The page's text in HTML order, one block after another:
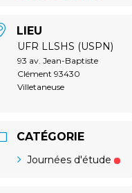
LIEU
UFR LLSHS (USPN)
93 av. Jean-Baptiste
Clément 93430
Villetaneuse
CATÉGORIE
Journées d'étude